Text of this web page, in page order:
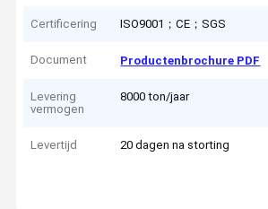
Certificering ISO9001；CE；SGS
Document Productenbrochure PDF
Levering
vermogen
8000 ton/jaar
Levertijd 20 dagen na storting